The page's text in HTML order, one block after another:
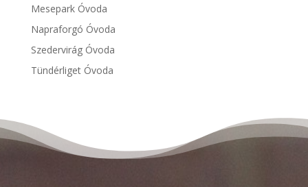
Mesepark Óvoda
Napraforgó Óvoda
Szedervirág Óvoda
Tündérliget Óvoda